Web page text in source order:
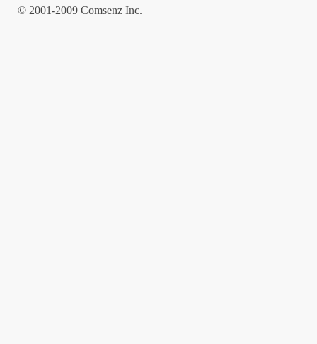
© 2001-2009 Comsenz Inc.